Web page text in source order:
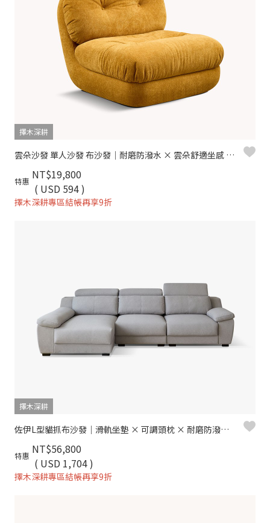
擇木深耕
雲朵沙發 單人沙發 布沙發｜耐磨防潑水 × 雲朵舒適坐感 × 二色可選–擇木深耕
特惠 NT$19,800
( USD 594 )
擇木深耕專區結帳再享9折
擇木深耕
佐伊L型貓抓布沙發｜滑軌坐墊 × 可調頭枕 × 耐磨防潑水 × 左右型–擇木深耕
特惠 NT$56,800
( USD 1,704 )
擇木深耕專區結帳再享9折